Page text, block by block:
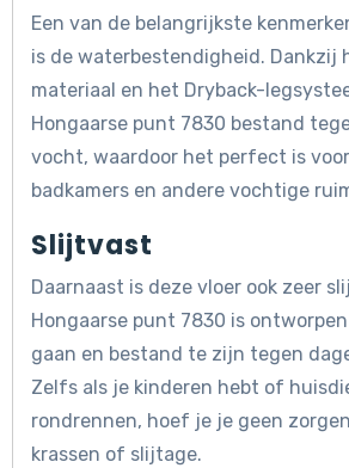
Een van de belangrijkste
is de waterbestendigheid. Dankzij
materiaal en het Dryback-
Hongaarse punt 7830 bestand
vocht, waardoor het perfect is
badkamers en andere vochtige
Slijtvast
Daarnaast is deze vloer ook zeer
Hongaarse punt 7830 is
gaan en bestand te zijn tegen
Zelfs als je kinderen hebt of
rondrennen, hoef je je geen
krassen of slijtage.